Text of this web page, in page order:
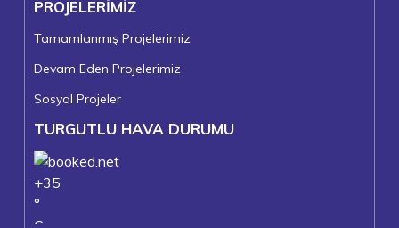
PROJELERİMİZ
Tamamlanmış Projelerimiz
Devam Eden Projelerimiz
Sosyal Projeler
TURGUTLU HAVA DURUMU
+35
°